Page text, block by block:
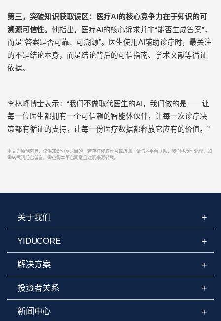
第三，突破知识获取误区：医疗AI 的核心竞争力在于知识的可
溯源可信性。 他指出，医疗AI 的核心诉求并非“能否生成答案”，
而是“答案是否可靠、可溯源”。医生使用AI 辅助诊疗时，最关注
的不是结论本身，而是结论背后的可信指南、学术文献等循证
依据。
李林峰博士表示：“我们不做取代医生的AI ，我们做的是——让
每一位医生都拥有一个可信赖的智能体伙伴，让每一次诊疗决
策都有循证的支持，让每一份医疗数据都释放它应有的价值。 ”
本文为原创内容，仅供知识分享之目的，若存在侵权行为或疏漏，请与本平台联系，我们将及时处理。如
需转载请后台留言，需征得本平台同意且注明来源转载。
关于我们 +
YIDUCORE +
解决方案 +
投资者关系 +
新闻中心 +